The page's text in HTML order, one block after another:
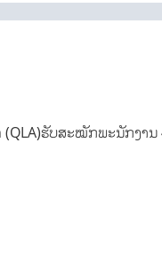
ຮັບສະໝັກພະນັກງານ